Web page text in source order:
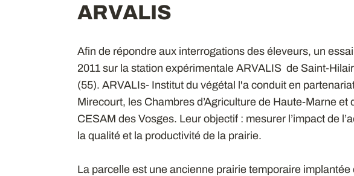
ARVALIS
Afin de répondre aux interrogations des éleveurs, un
2011 sur la station expérimentale ARVALIS de Saint-
(55). ARVALIs- Institut du végétal l'a conduit en
Mirecourt, les Chambres d’Agriculture de Haute-Marne et
CESAM des Vosges. Leur objectif : mesurer l’impact de
la qualité et la productivité de la prairie.
La parcelle est une ancienne prairie temporaire implantée